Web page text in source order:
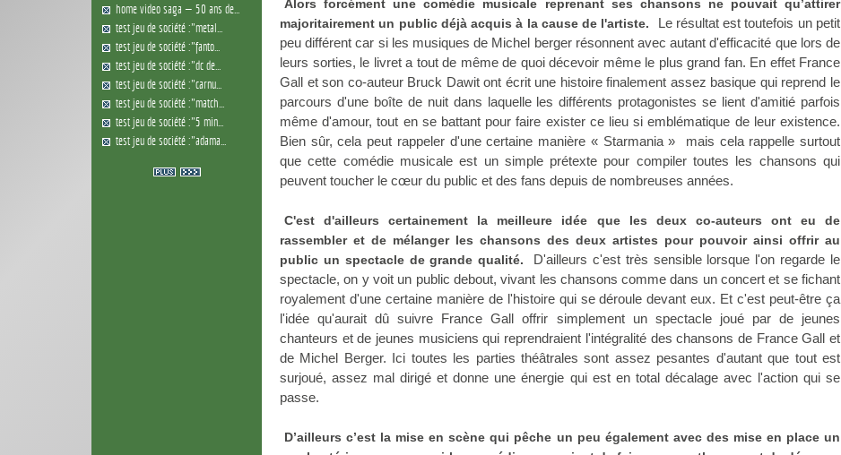
home video saga — 50 ans de...
test jeu de société :"metal...
test jeu de société :"fanto...
test jeu de société :"dc de...
test jeu de société :"carnu...
test jeu de société :"match...
test jeu de société :"5 min...
test jeu de société :"adama...
Alors forcément une comédie musicale reprenant ses chansons ne pouvait qu’attirer
majoritairement un public déjà acquis à la cause de l'artiste.
Le résultat est toutefois un petit
peu différent car si les musiques de Michel berger résonnent avec autant d'efficacité que lors de
leurs sorties, le livret a tout de même de quoi décevoir même le plus grand fan. En effet France
Gall et son co-auteur Bruck Dawit ont écrit une histoire finalement assez basique qui reprend le
parcours d'une boîte de nuit dans laquelle les différents protagonistes se lient d'amitié parfois
même d'amour, tout en se battant pour faire exister ce lieu si emblématique de leur existence.
Bien sûr, cela peut rappeler d'une certaine manière « Starmania » mais cela rappelle surtout
que cette comédie musicale est un simple prétexte pour compiler toutes les chansons qui
peuvent toucher le cœur du public et des fans depuis de nombreuses années.
C'est d'ailleurs certainement la meilleure idée que les deux co-auteurs ont eu de
rassembler et de mélanger les chansons des deux artistes pour pouvoir ainsi offrir au
public un spectacle de grande qualité.
D'ailleurs c'est très sensible lorsque l'on regarde le
spectacle, on y voit un public debout, vivant les chansons comme dans un concert et se fichant
royalement d'une certaine manière de l'histoire qui se déroule devant eux. Et c'est peut-être ça
l'idée qu'aurait dû suivre France Gall offrir simplement un spectacle joué par de jeunes
chanteurs et de jeunes musiciens qui reprendraient l'intégralité des chansons de France Gall et
de Michel Berger. Ici toutes les parties théâtrales sont assez pesantes d'autant que tout est
surjoué, assez mal dirigé et donne une énergie qui est en total décalage avec l'action qui se
passe.
D’ailleurs c’est la mise en scène qui pêche un peu également avec des mise en place un